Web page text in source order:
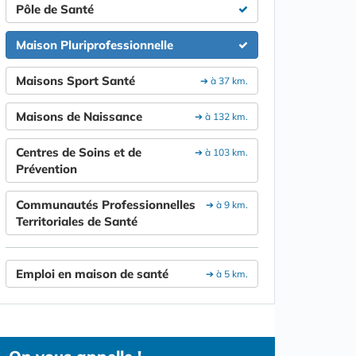
Pôle de Santé
Maison Pluriprofessionnelle
➔ à 37 km.
Maisons Sport Santé
➔ à 132 km.
Maisons de Naissance
➔ à 103 km.
Centres de Soins et de
Prévention
➔ à 9 km.
Communautés Professionnelles
Territoriales de Santé
➔ à 5 km.
Emploi en maison de santé